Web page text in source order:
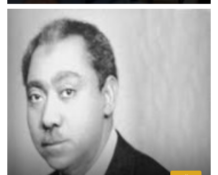
الخميس 6 أغسطس 2026 10:27 ص